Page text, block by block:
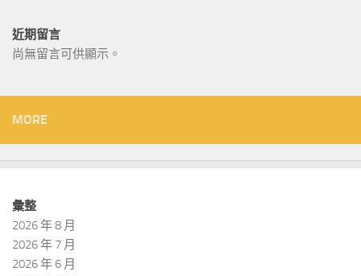
近期留言
尚無留言可供顯示。
MORE
彙整
2026 年 8 月
2026 年 7 月
2026 年 6 月